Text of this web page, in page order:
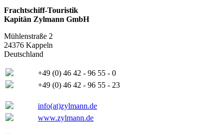
Frachtschiff-Touristik
Kapitän Zylmann GmbH
Mühlenstraße 2
24376 Kappeln
Deutschland
+49 (0) 46 42 - 96 55 - 0
+49 (0) 46 42 - 96 55 - 23
info(at)zylmann.de
www.zylmann.de